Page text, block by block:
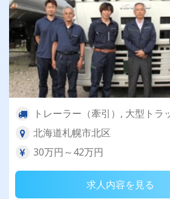
トレーラー（牽引）, 大型トラ
北海道札幌市北区
30万円～42万円
求人内容を見る